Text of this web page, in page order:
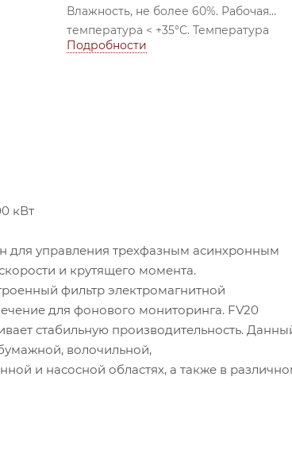
Влажность, не более 60%. Рабочая
температура < +35°C. Температура
хранения +5°С~+40°C.
Подробности
кВт
для управления трехфазным асинхронным
и крутящего момента.
фильтр электромагнитной
для фонового мониторинга. FV20
стабильную производительность.
волочильной,
и насосной областях, а также в